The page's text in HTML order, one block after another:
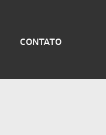
CONTATO